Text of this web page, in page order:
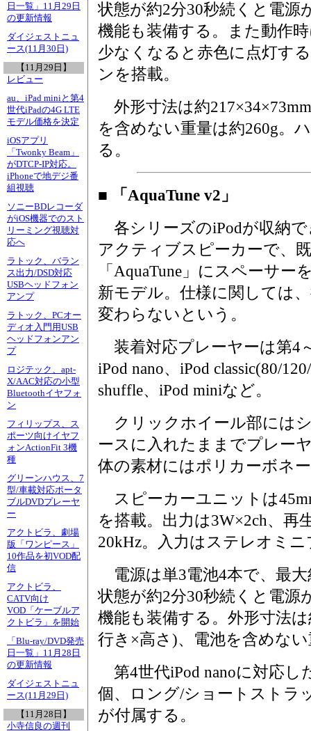
日一覧」11月29日
の更新情報
ダイジェストニュ
ース(11月30日)
【11月29日】
レビュー
au、iPad miniと第4
世代iPadの4G LTE
モデル価格を決定
iOSアプリ
「Twonky Beam」
がDTCP-IP対応。
iPhoneで地デジ番
組視聴
ソニーBDレコーダ
がiOS機器でのスト
リーミング視聴対
応へ
ラトック、バラン
ス出力/DSD対応
USBヘッドフォン
アンプ
ラトック、PCオー
ディオ入門用USB
ヘッドフォンアン
プ
ロジテック、apt-
X/AAC対応の小型
Bluetoothイヤフォ
ン
フィリップス、ス
ポーツ向けイヤフ
ォンActionFit 3機
種
グリーンハウス、7
型/車載対応ポータ
ブルDVDプレーヤ
ー
アクトビラ、劇場
版「ワンピース」
10作品を初VOD配
信
アクトビラ、
CATV向け
VOD「ケーブルア
クトビラ」を開始
「Blu-ray/DVD発売
日一覧」11月28日
の更新情報
ダイジェストニュ
ース(11月29日)
【11月28日】
小寺信良の週刊
状態が約2分30秒続くと電
機能も装備する。また動作
少なくなると赤色に点灯す
ンを搭載。
外形寸法は約
を含めない重量は約260g。
る。
■ 「AquaTune v2」
各シリーズのiPodが収納で
アクティブスピーカーで、
「AquaTune」にスペーサー
新モデル。仕様に関しては
変わらないという。
装着対応プレーヤーは第4
iPod nano、iPod classic(80/
shuffle、iPod miniなど。
クリックホイール部には
ースに入れたままでプレー
体の素材にはポリカーボネ
スピーカーユニットは
を搭載。出力は3W×2ch、再
20kHz。入力はステレオミ
電源は単3電池4本で、最大
状態が約2分30秒続くと電
機能も装備する。外形寸法
行き×高さ)、電池を含めな
第4世代iPod nanoに対応し
個、ロング/ショートストラ
が付属する。